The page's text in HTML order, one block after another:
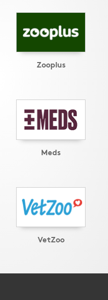
Zooplus
Meds
VetZoo